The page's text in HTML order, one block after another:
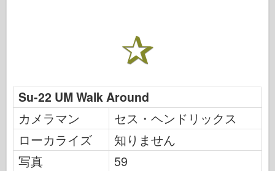
Su-22 UM Walk Around
カメラマン
セス・ヘンドリックス
ローカライズ
知りません
写真
59